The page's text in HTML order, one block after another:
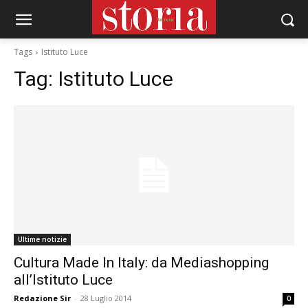
Tags Istituto Luce
Tag: Istituto Luce
Ultime notizie
Cultura Made In Italy: da Mediashopping
all’Istituto Luce
Redazione Sir - 28 Luglio 2014 0